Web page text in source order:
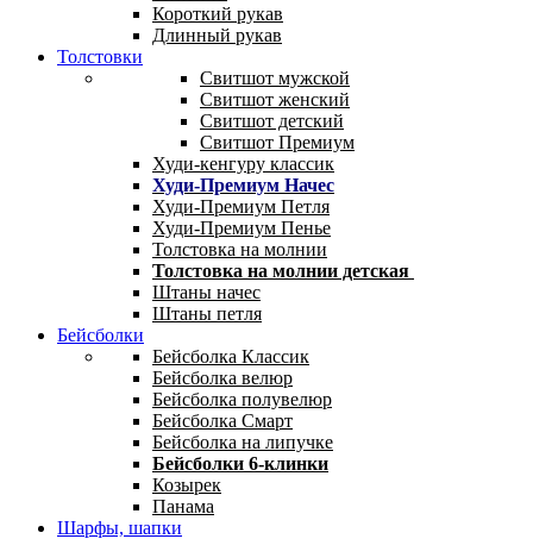
Короткий рукав
Длинный рукав
Толстовки
Свитшот мужской
Свитшот женский
Свитшот детский
Свитшот Премиум
Худи-кенгуру классик
Худи-Премиум Начес
Худи-Премиум Петля
Худи-Премиум Пенье
Толстовка на молнии
Толстовка на молнии детская
Штаны начес
Штаны петля
Бейсболки
Бейсболка Классик
Бейсболка велюр
Бейсболка полувелюр
Бейсболка Смарт
Бейсболка на липучке
Бейсболки 6-клинки
Козырек
Панама
Шарфы, шапки